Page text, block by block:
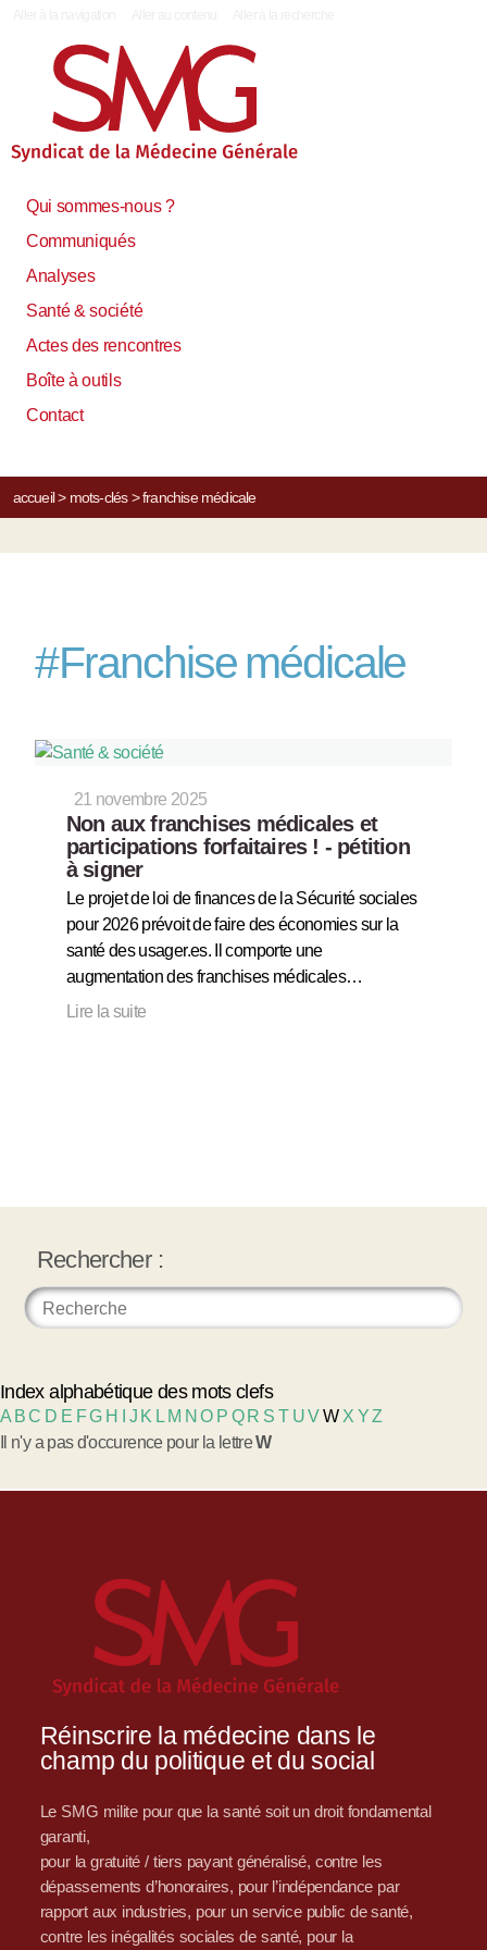
Qui sommes-nous ?
Communiqués
Analyses
Santé & société
Actes des rencontres
Boîte à outils
Contact
accueil> mots-clés> franchise médicale
#Franchise médicale
21 novembre 2025
Non aux franchises médicales et
participations forfaitaires ! - pétition
à signer
Le projet de loi de finances de la Sécurité sociales
pour 2026 prévoit de faire des économies sur la
santé des usager.es. Il comporte une
augmentation des franchises médicales…
Lire la suite
Rechercher :
Index alphabétique des mots clefs
A BC D E FG H J K L M NO P Q R S T UVW X YZ
Il n'y a pas d'occurence pour la lettreW
Réinscrire la médecine dans le
champ du politique et du social
Le SMG milite pour que la santé soit un droit fondamental
garanti,
pour la gratuité / tiers payant généralisé, contre les
dépassements d’honoraires, pour l’indépendance par
rapport aux industries, pour un service public de santé,
contre les inégalités sociales de santé, pour la